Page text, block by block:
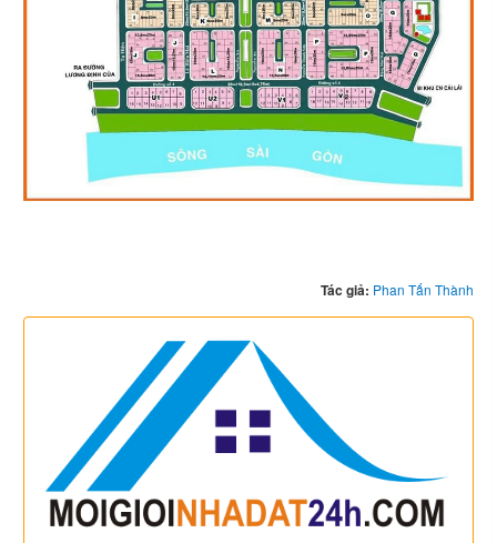
Tác giả: Phan Tấn Thành